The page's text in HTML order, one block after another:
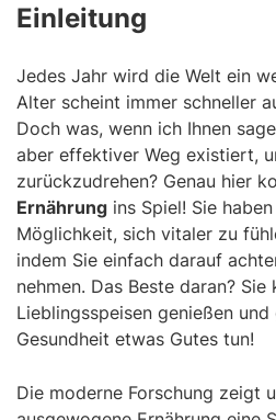
Einleitung
Jedes Jahr wird die Welt ein
Alter scheint immer schneller
Doch was, wenn ich Ihnen
aber effektiver Weg existiert,
zurückzudrehen? Genau hier
Ernährung ins Spiel! Sie
Möglichkeit, sich vitaler zu
indem Sie einfach darauf
nehmen. Das Beste daran? Sie
Lieblingsspeisen genießen
Gesundheit etwas Gutes tun!
Die moderne Forschung zeigt